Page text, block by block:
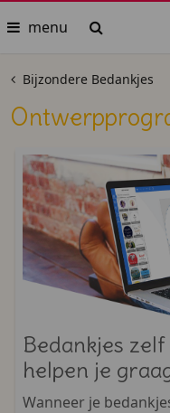
menu
Bijzondere Bedankjes
Bedankjes
helpen je
Wanneer je